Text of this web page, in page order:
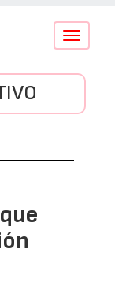
Conmutar